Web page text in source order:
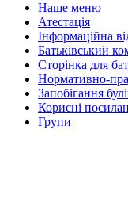
Наше меню
Атестація
Інформаційна
Батьківський
Сторінка для
Нормативно-
Запобігання
Корисні
Групи